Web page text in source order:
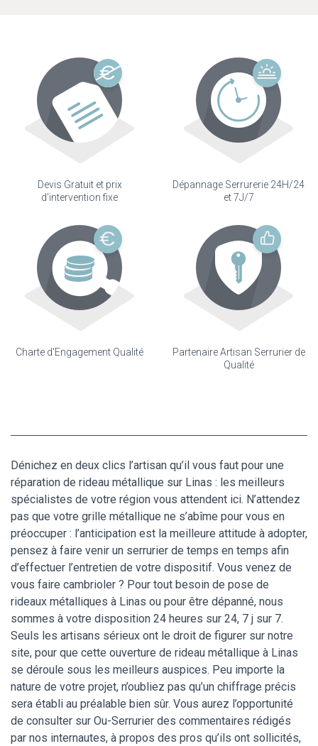
Devis Gratuit et prix
d'intervention fixe
Dépannage Serrurerie 24H/24
et 7J/7
Charte d'Engagement Qualité
Partenaire Artisan Serrurier de
Qualité
Dénichez en deux clics l’artisan qu’il vous faut pour une
réparation de rideau métallique sur Linas : les meilleurs
spécialistes de votre région vous attendent ici. N’attendez
pas que votre grille métallique ne s’abîme pour vous en
préoccuper : l’anticipation est la meilleure attitude à adopter,
pensez à faire venir un serrurier de temps en temps afin
d’effectuer l’entretien de votre dispositif. Vous venez de
vous faire cambrioler ? Pour tout besoin de pose de
rideaux métalliques à Linas ou pour être dépanné, nous
sommes à votre disposition 24 heures sur 24, 7 j sur 7.
Seuls les artisans sérieux ont le droit de figurer sur notre
site, pour que cette ouverture de rideau métallique à Linas
se déroule sous les meilleurs auspices. Peu importe la
nature de votre projet, n’oubliez pas qu’un chiffrage précis
sera établi au préalable bien sûr. Vous aurez l’opportunité
de consulter sur Ou-Serrurier des commentaires rédigés
par nos internautes, à propos des pros qu’ils ont sollicités,